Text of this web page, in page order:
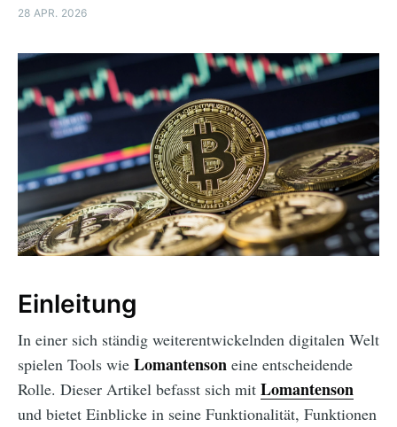
28 APR. 2026
Einleitung
In einer sich ständig weiterentwickelnden digitalen Welt
spielen Tools wie Lomantenson eine entscheidende
Rolle. Dieser Artikel befasst sich mit Lomantenson
und bietet Einblicke in seine Funktionalität, Funktionen